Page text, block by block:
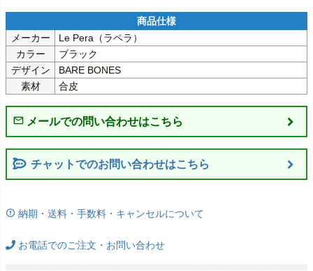
メーカー
Le Pera（ラペラ）
カラー
ブラック
デザイン
BARE BONES
素材
合皮
チャットでのお問い合わせはこちら
納期・送料・手数料・キャンセルについて
お電話でのご注文・お問い合わせ